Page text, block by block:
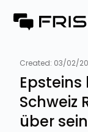
Created: 03/02/
Epsteins
Schweiz
über